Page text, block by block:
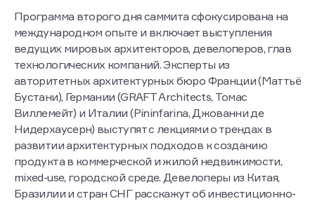
Программа второго дня саммита сфокусирована на
международном опыте и включает выступления
ведущих мировых архитекторов, девелоперов, глав
технологических компаний. Эксперты из
авторитетных архитектурных бюро Франции (Маттьё
Бустани), Германии (GRAFT Architects, Томас
Виллемейт) и Италии (Pininfarina, Джованни де
Нидерхаусерн) выступят с лекциями о трендах в
развитии архитектурных подходов к созданию
продукта в коммерческой и жилой недвижимости,
mixed-use, городской среде. Девелоперы из Китая,
Бразилии и стран СНГ расскажут об инвестиционно-